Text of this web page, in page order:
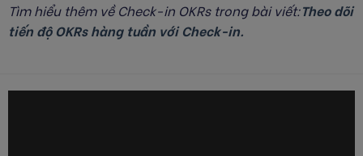
Tìm hiểu thêm về Check-in OKRs trong bài viết:Theo dõi
tiến độ OKRs hàng tuần với Check-in.